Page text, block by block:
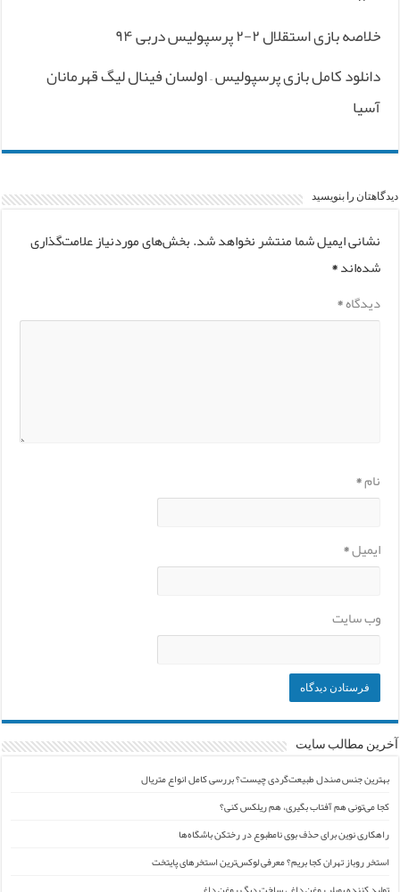
خلاصه بازی استقلال ۲-۲ پرسپولیس دربی ۹۴
دانلود کامل بازی پرسپولیس – اولسان فینال لیگ قهرمانان
آسیا
دیدگاهتان را بنویسید
نشانی ایمیل شما منتشر نخواهد شد.بخش‌های موردنیاز علامت‌گذاری
شده‌اند*
دیدگاه*
نام*
ایمیل*
وب‌ سایت
آخرین مطالب سایت
بهترین جنس صندل طبیعت‌گردی چیست؟ بررسی کامل انواع متریال
کجا می‌تونی هم آفتاب بگیری، هم ریلکس کنی؟
راهکاری نوین برای حذف بوی نامطبوع در رختکن باشگاه‌ها
استخر روباز تهران کجا بریم؟ معرفی لوکس‌ترین استخرهای پایتخت